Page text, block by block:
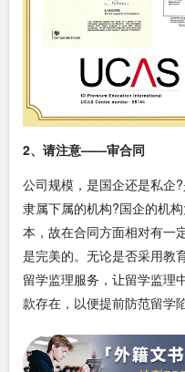
2、请注意——审合同
公司规模，是国企还是私企
隶属下属的机构?国企的机
本，故在合同方面相对有一
是完美的。无论是否采用教
留学监理服务，让留学监理
款存在，以便提前防范留学陷